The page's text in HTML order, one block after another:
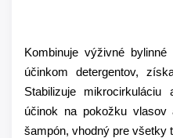
Kombinuje výživné
účinkom detergentov,
Stabilizuje
účinok na pokožku vlasov
šampón, vhodný pre všetky